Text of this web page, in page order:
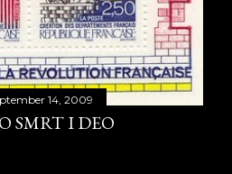
14, 2009
SMRT I DEO